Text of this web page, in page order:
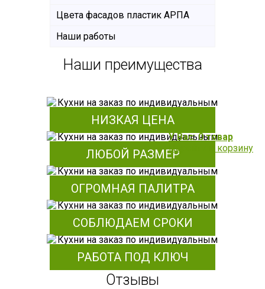
Цвета фасадов пластик АРПА
Наши работы
Наши преимущества
НИЗКАЯ ЦЕНА
ЛЮБОЙ РАЗМЕР
ОГРОМНАЯ ПАЛИТРА
СОБЛЮДАЕМ СРОКИ
РАБОТА ПОД КЛЮЧ
Отзывы
У Вас: 0 товар
Перейти в корзину